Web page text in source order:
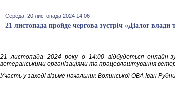
Середа, 20 листопада 2024 14:06
21 листопада пройде чергова зустріч «Діалог влади
21 листопада 2024 року о 14:00 відбудеться онлайн-
ветеранськими організаціями та працевлаштування
Участь у заході візьме начальник Волинської ОВА Іван